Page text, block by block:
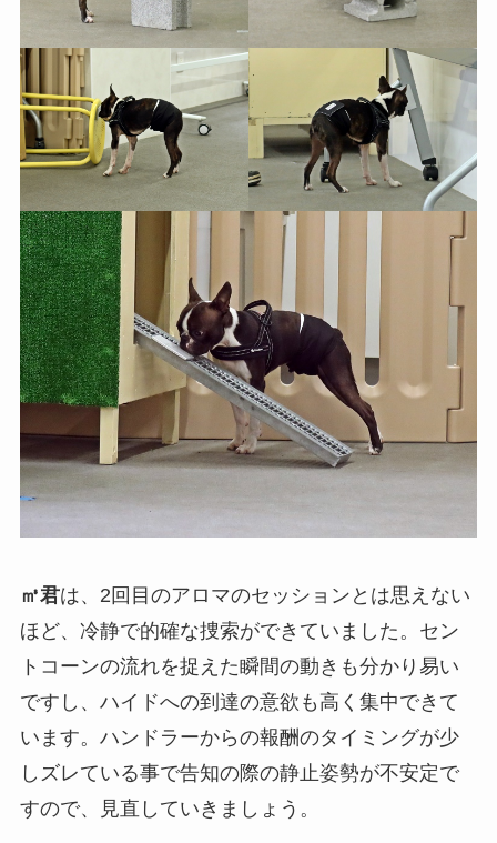
㎥君は、2回目のアロマのセッションとは思えない
ほど、冷静で的確な捜索ができていました。セン
トコーンの流れを捉えた瞬間の動きも分かり易い
ですし、ハイドへの到達の意欲も高く集中できて
います。ハンドラーからの報酬のタイミングが少
しズレている事で告知の際の静止姿勢が不安定で
すので、見直していきましょう。